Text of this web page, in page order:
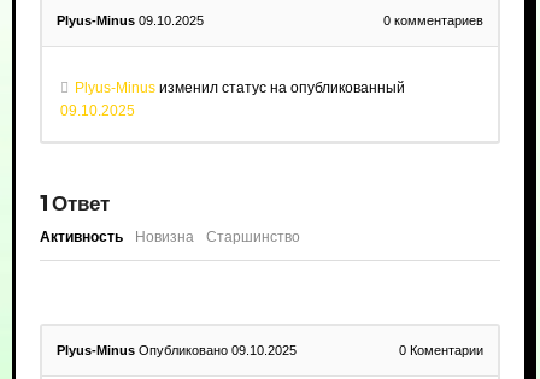
Plyus-Minus 09.10.2025 0 комментариев
Plyus-Minusизменил статус на опубликованный
09.10.2025
1Ответ
Активность Новизна Старшинство
Plyus-Minus Опубликовано 09.10.2025 0 Коментарии